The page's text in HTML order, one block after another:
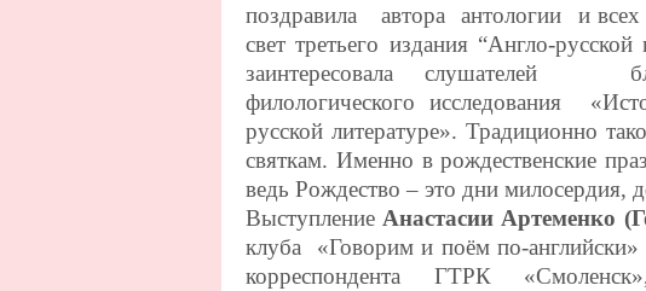
поздравила автора антологии и
свет третьего издания “Англо-
заинтересовала слушателей
филологического исследования
русской литературе». Традиционно
святкам. Именно в рождественские
ведь Рождество – это дни милосердия,
Выступление Анастасии Артеменко
клуба «Говорим и поём по-
корреспондента ГТРК